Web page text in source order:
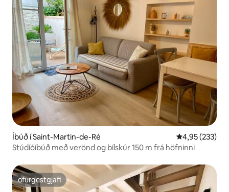
Íbúð í Saint-Martin-de-Ré 4,95 af 5 í
4,95 (233)
Stúdíóíbúð með verönd og bílskúr 150 m frá höfninni
ofurgestgjafi
ofurgestgjafi